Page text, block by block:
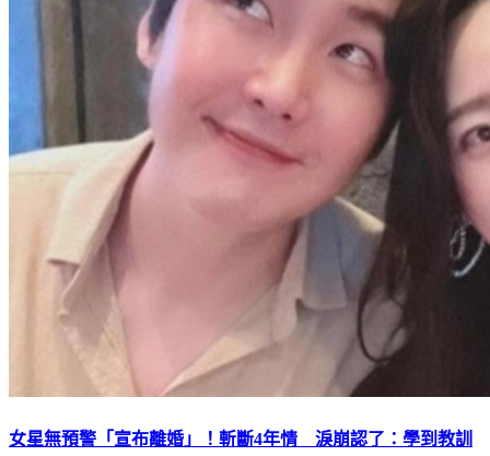
女星無預警「宣布離婚」！斬斷4年情 淚崩認了：學到教訓